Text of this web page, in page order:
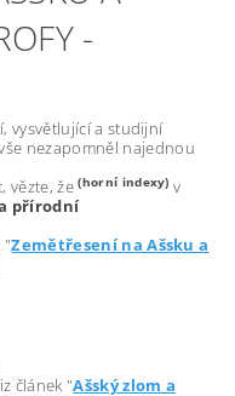
-
vysvětlující a studijní
nezapomněl najednou
vězte, že(horní indexy) v
přírodní
"Zemětřesení na Ašsku a
článek "Ašský zlom a